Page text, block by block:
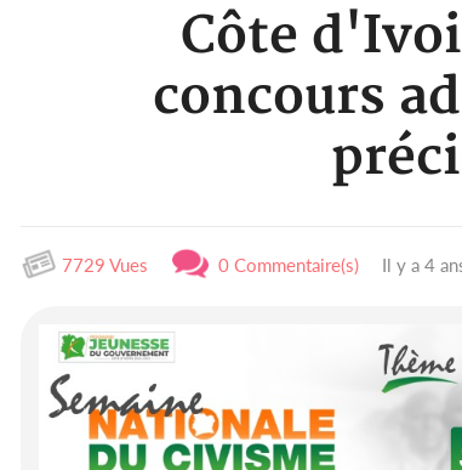
Côte
concours
7729 Vues 0 Commentaire(s) Il y a 4